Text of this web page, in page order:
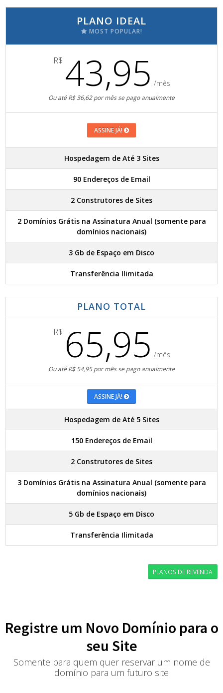
PLANO IDEAL
MOST POPULAR!
R$ 43,95 /mês
Ou até R$ 36,62 por mês se pago anualmente
ASSINE JÁ!
Hospedagem de Até 3 Sites
90 Endereços de Email
2 Construtores de Sites
2 Domínios Grátis na Assinatura Anual (somente para
domínios nacionais)
3 Gb de Espaço em Disco
Transferência Ilimitada
PLANO TOTAL
R$ 65,95 /mês
Ou até R$ 54,95 por mês se pago anualmente
ASSINE JÁ!
Hospedagem de Até 5 Sites
150 Endereços de Email
2 Construtores de Sites
3 Domínios Grátis na Assinatura Anual (somente para
domínios nacionais)
5 Gb de Espaço em Disco
Transferência Ilimitada
PLANOS DE REVENDA
Registre um Novo Domínio para o
seu Site
Somente para quem quer reservar um nome de
domínio para um futuro site